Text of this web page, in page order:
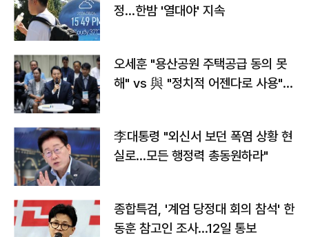
정…한밤 '열대야' 지속
오세훈 "용산공원 주택공급 동의 못
해" vs 與 "정치적 어젠다로 사용"
李대통령 "외신서 보던 폭염 상황 현
실로…모든 행정력 총동원하라"
종합특검, '계엄 당정대 회의 참석' 한
동훈 참고인 조사...12일 통보